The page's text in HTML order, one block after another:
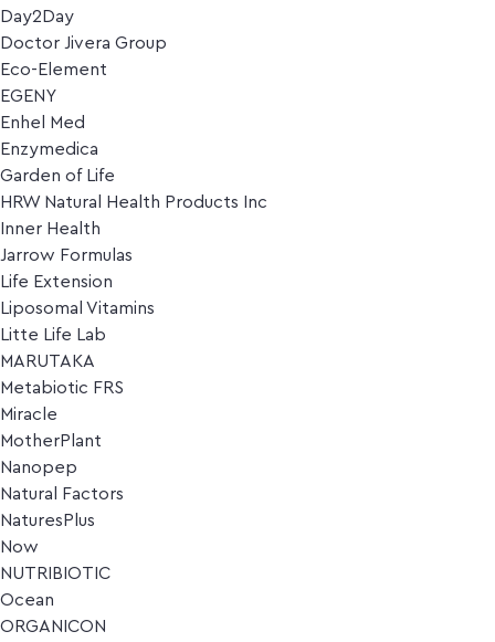
Day2Day
Doctor Jivera Group
Eco-Element
EGENY
Enhel Med
Enzymedica
Garden of Life
HRW Natural Health Products Inc
Inner Health
Jarrow Formulas
Life Extension
Liposomal Vitamins
Litte Life Lab
MARUTAKA
Metabiotic FRS
Miracle
MotherPlant
Nanopep
Natural Factors
NaturesPlus
Now
NUTRIBIOTIC
Ocean
ORGANICON